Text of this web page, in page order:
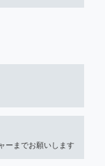
ーまでお願いします